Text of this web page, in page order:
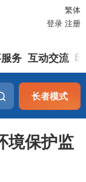
繁体
登录 注册
务 互动交流
长者模式
境保护监